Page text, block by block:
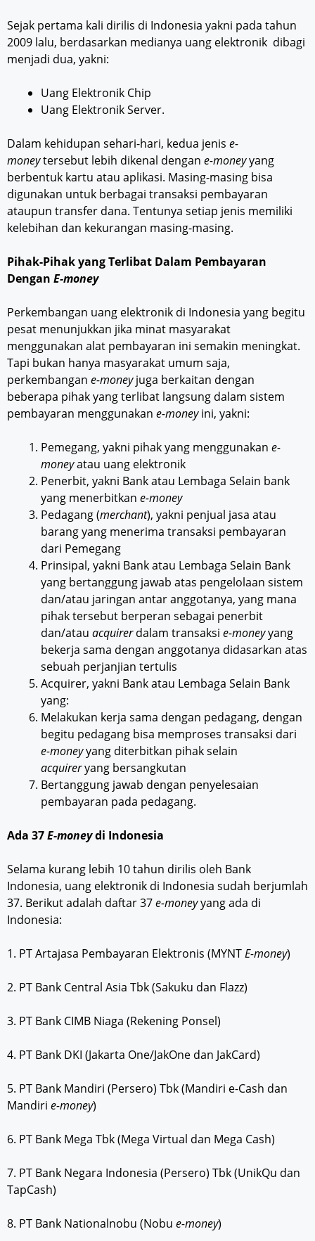
Sejak pertama kali dirilis di Indonesia yakni pada tahun
2009 lalu, berdasarkan medianya uang elektronik dibagi
menjadi dua, yakni:
Uang Elektronik Chip
Uang Elektronik Server.
Dalam kehidupan sehari-hari, kedua jenis e-
moneytersebut lebih dikenal dengan e-moneyyang
berbentuk kartu atau aplikasi. Masing-masing bisa
digunakan untuk berbagai transaksi pembayaran
ataupun transfer dana. Tentunya setiap jenis memiliki
kelebihan dan kekurangan masing-masing.
Pihak-Pihak yang Terlibat Dalam Pembayaran
Dengan E-money
Perkembangan uang elektronik di Indonesia yang begitu
pesat menunjukkan jika minat masyarakat
menggunakan alat pembayaran ini semakin meningkat.
Tapi bukan hanya masyarakat umum saja,
perkembangan e-moneyjuga berkaitan dengan
beberapa pihak yang terlibat langsung dalam sistem
pembayaran menggunakan e-moneyini, yakni:
Pemegang, yakni pihak yang menggunakan e-
moneyatau uang elektronik
Penerbit, yakni Bank atau Lembaga Selain bank
yang menerbitkan e-money
Pedagang (merchant), yakni penjual jasa atau
barang yang menerima transaksi pembayaran
dari Pemegang
Prinsipal, yakni Bank atau Lembaga Selain Bank
yang bertanggung jawab atas pengelolaan sistem
dan/atau jaringan antar anggotanya, yang mana
pihak tersebut berperan sebagai penerbit
dan/atau acquirerdalam transaksi e-moneyyang
bekerja sama dengan anggotanya didasarkan atas
sebuah perjanjian tertulis
Acquirer, yakni Bank atau Lembaga Selain Bank
yang:
Melakukan kerja sama dengan pedagang, dengan
begitu pedagang bisa memproses transaksi dari
e-moneyyang diterbitkan pihak selain
acquireryang bersangkutan
Bertanggung jawab dengan penyelesaian
pembayaran pada pedagang.
Ada 37E-moneydi Indonesia
Selama kurang lebih 10 tahun dirilis oleh Bank
Indonesia, uang elektronik di Indonesia sudah berjumlah
37. Berikut adalah daftar 37e-moneyyang ada di
Indonesia:
1. PT Artajasa Pembayaran Elektronis (MYNTE-money)
2. PT Bank Central Asia Tbk (Sakuku dan Flazz)
3. PT Bank CIMB Niaga (Rekening Ponsel)
4. PT Bank DKI (Jakarta One/JakOne dan JakCard)
5. PT Bank Mandiri (Persero) Tbk (Mandiri e-Cash dan
Mandiri e-money)
6. PT Bank Mega Tbk (Mega Virtual dan Mega Cash)
7. PT Bank Negara Indonesia (Persero) Tbk (UnikQu dan
TapCash)
8. PT Bank Nationalnobu (Nobu e-money)